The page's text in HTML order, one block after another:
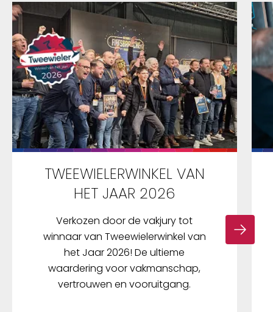
TWEEWIELERWINKEL VAN
HET JAAR 2026
Verkozen door de vakjury tot
winnaar van Tweewielerwinkel van
het Jaar 2026! De ultieme
waardering voor vakmanschap,
vertrouwen en vooruitgang.